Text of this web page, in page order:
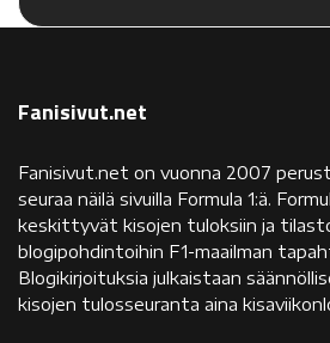
Fanisivut.net
Fanisivut.net on vuonna 2007
seuraa näilä sivuilla Formula 1:ä.
keskittyvät kisojen tuloksiin ja
blogipohdintoihin F1-maailman
Blogikirjoituksia julkaistaan
kisojen tulosseuranta aina